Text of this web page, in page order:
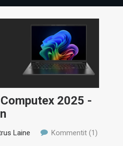
2025 -
Laine Kommentit (1)